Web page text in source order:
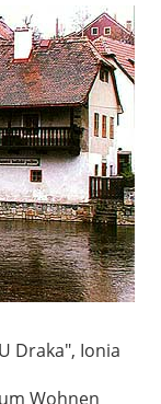
Draka", Ionia
Wohnen